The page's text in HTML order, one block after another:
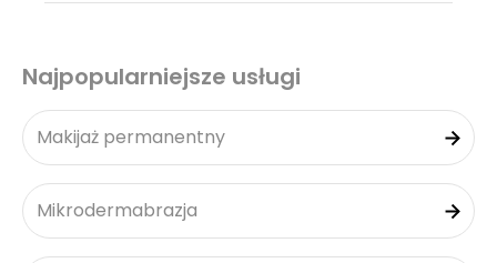
Najpopularniejsze usługi
Makijaż permanentny
Mikrodermabrazja